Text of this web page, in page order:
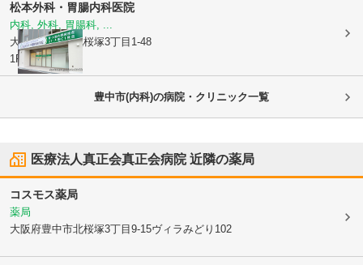
松本外科・胃腸内科医院
内科, 外科, 胃腸科, ...
大阪府豊中市北桜塚3丁目1-48
1F
豊中市(内科)の病院・クリニック一覧
医療法人真正会真正会病院近隣の薬局
コスモス薬局
薬局
大阪府豊中市北桜塚3丁目9-15ヴィラみどり102